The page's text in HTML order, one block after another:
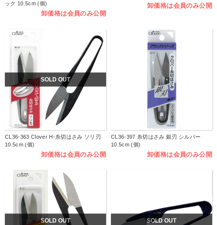
ック 10.5cm (個)
卸価格は会員のみ公開
卸価格は会員のみ公開
SOLD OUT
CL36-363 Clover H-糸切はさみ ソリ刃
10.5cm (個)
卸価格は会員のみ公開
CL36-397 糸切はさみ 銀刃 シルバー
10.5cm (個)
卸価格は会員のみ公開
SOLD OUT SOLD OUT